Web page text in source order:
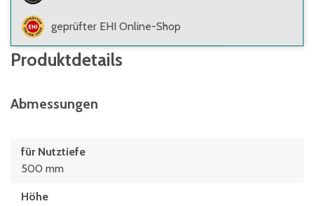
geprüfter EHI Online-Shop
Produktdetails
Abmessungen
für Nutztiefe
500 mm
Höhe